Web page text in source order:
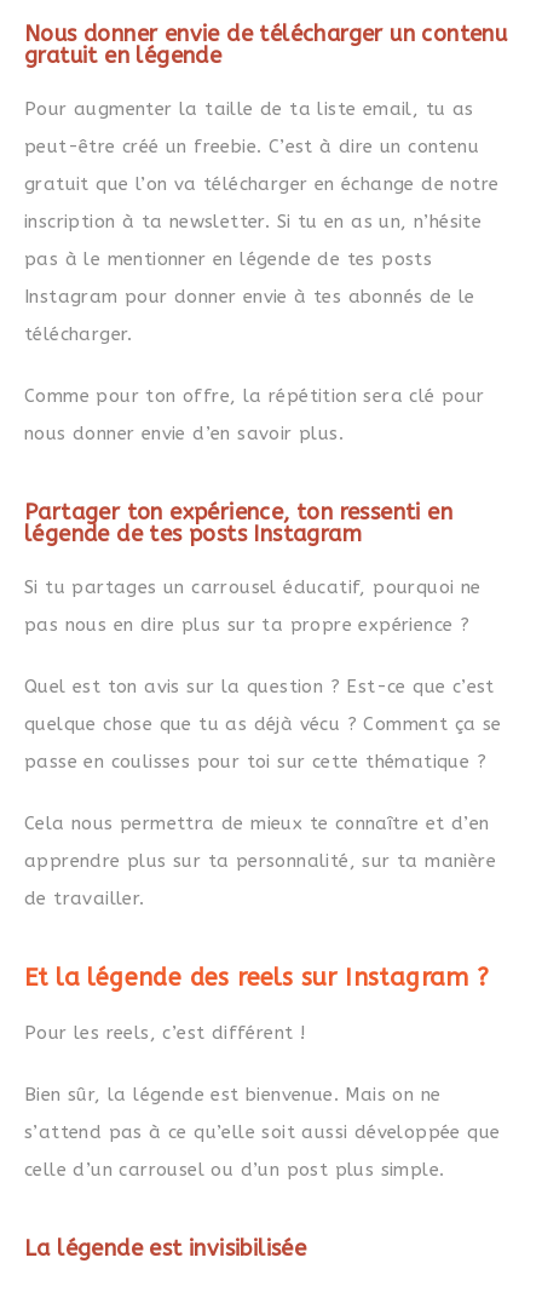
Nous donner envie de télécharger un contenu
gratuit en légende
Pour augmenter la taille de ta liste email, tu as
peut-être créé un freebie. C’est à dire un contenu
gratuit que l’on va télécharger en échange de notre
inscription à ta newsletter. Si tu en as un, n’hésite
pas à le mentionner en légende de tes posts
Instagram pour donner envie à tes abonnés de le
télécharger.
Comme pour ton offre, la répétition sera clé pour
nous donner envie d’en savoir plus.
Partager ton expérience, ton ressenti en
légende de tes posts Instagram
Si tu partages un carrousel éducatif, pourquoi ne
pas nous en dire plus sur ta propre expérience ?
Quel est ton avis sur la question ? Est-ce que c’est
quelque chose que tu as déjà vécu ? Comment ça se
passe en coulisses pour toi sur cette thématique ?
Cela nous permettra de mieux te connaître et d’en
apprendre plus sur ta personnalité, sur ta manière
de travailler.
Et la légende des reels sur Instagram ?
Pour les reels, c’est différent !
Bien sûr, la légende est bienvenue. Mais on ne
s’attend pas à ce qu’elle soit aussi développée que
celle d’un carrousel ou d’un post plus simple.
La légende est invisibilisée